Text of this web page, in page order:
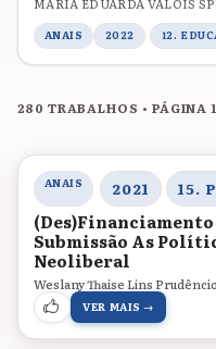
ANAIS 2022 12.
280 TRABALHOS • PÁGINA
ANAIS 2021
Submissão As
Neoliberal
Weslany Thaise Lins Prudêncio
VER MAIS →